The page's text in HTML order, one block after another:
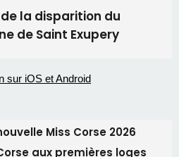
la disparition du
de Saint Exupery
Miss Corse 2026
aux premières loges